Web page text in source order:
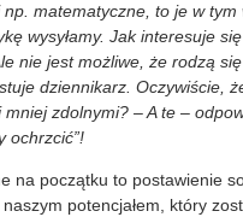
matematyczne, to je w tym
wysyłamy. Jak interesuje
nie jest możliwe, że rodzą
dziennikarz. Oczywiście,
zdolnymi? – A te –
ochrzcić”!
na początku to postawienie
potencjałem, który